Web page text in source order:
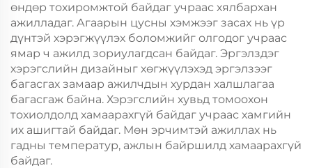
өндөр тохиромжтой байдаг учраас хялбархан
ажилладаг. Агаарын цусны хэмжээг засах нь үр
дүнтэй хэрэгжүүлэх боломжийг олгодог учраас
ямар ч ажилд зориулагдсан байдаг. Эргэлздэг
хэрэгслийн дизайныг хөгжүүлэхэд эргэлзээг
багасгах замаар ажилчдын хурдан халшлагаа
багасгаж байна. Хэрэгслийн хувьд томоохон
тохиолдолд хамаарахгүй байдаг учраас хамгийн
их ашигтай байдаг. Мөн эрчимтэй ажиллах нь
гадны температур, ажлын байршилд хамаарахгүй
байдаг.